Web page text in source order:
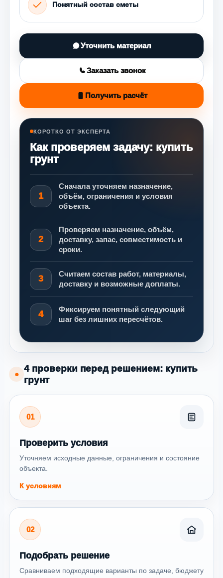
Понятный состав сметы
Уточнить материал
Заказать звонок
Получить расчёт
КОРОТКО ОТ ЭКСПЕРТА
Как проверяем задачу: купить
грунт
1
Сначала уточняем назначение,
объём, ограничения и условия
объекта.
2
Проверяем назначение, объём,
доставку, запас, совместимость и
сроки.
3
Считаем состав работ, материалы,
доставку и возможные доплаты.
4
Фиксируем понятный следующий
шаг без лишних пересчётов.
●
4 проверки перед решением: купить
грунт
01
Проверить условия
Уточняем исходные данные, ограничения и состояние
объекта.
К условиям
02
Подобрать решение
Сравниваем подходящие варианты по задаче, бюджету